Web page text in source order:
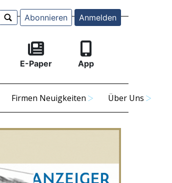
Abonnieren Anmelden
E-Paper App
Firmen Neuigkeiten Über Uns